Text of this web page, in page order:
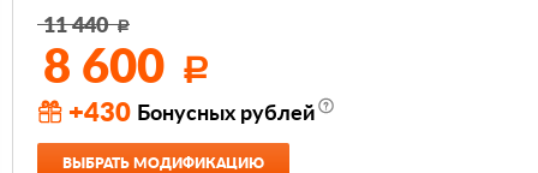
11 440 Р
8 600
Р
+430 Бонусных рублей
ВЫБРАТЬ МОДИФИКАЦИЮ